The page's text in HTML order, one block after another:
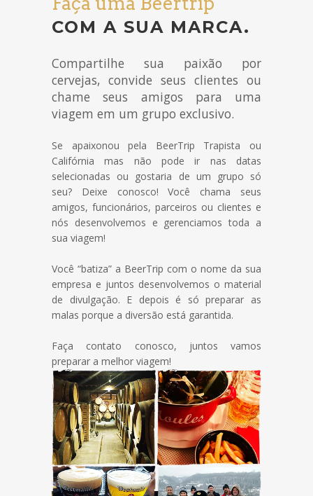
COM A SUA MARCA.
Compartilhe sua paixão por
cervejas, convide seus clientes ou
chame seus amigos para uma
viagem em um grupo exclusivo.
Se apaixonou pela BeerTrip Trapista ou
Califórnia mas não pode ir nas datas
selecionadas ou gostaria de um grupo só
seu? Deixe conosco! Você chama seus
amigos, funcionários, parceiros ou clientes e
nós desenvolvemos e gerenciamos toda a
sua viagem!
Você “batiza” a BeerTrip com o nome da sua
empresa e juntos desenvolvemos o material
de divulgação. E depois é só preparar as
malas porque a diversão está garantida.
Faça contato conosco, juntos vamos
preparar a melhor viagem!